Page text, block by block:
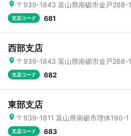
〒939-1843 富山県南砺市金戸268-1
支店コード 681
西部支店
〒939-1843 富山県南砺市金戸268-1
支店コード 682
東部支店
〒939-1811 富山県南砺市理休190-1
支店コード 683